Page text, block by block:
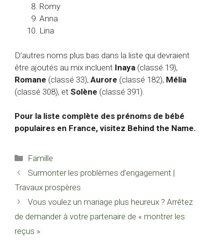
Romy
Anna
Lina
D’autres noms plus bas dans la liste qui devraient
être ajoutés au mix incluent Inaya (classé 19),
Romane (classé 33), Aurore (classé 182), Mélia
(classé 308), et Solène (classé 391).
Pour la liste complète des prénoms de bébé
populaires en France, visitez Behind the Name.
Catégories
Famille
Surmonter les problèmes d’engagement |
Travaux prospères
Vous voulez un mariage plus heureux ? Arrêtez
de demander à votre partenaire de « montrer les
reçus »